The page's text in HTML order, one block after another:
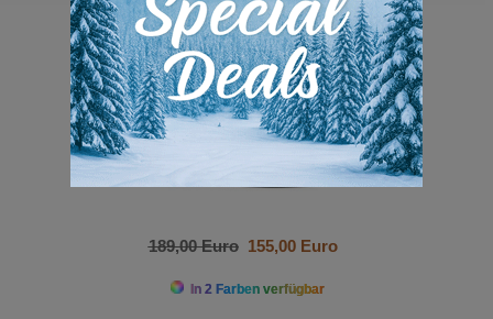
189,00 Euro155,00 Euro
In 2 Farben verfügbar